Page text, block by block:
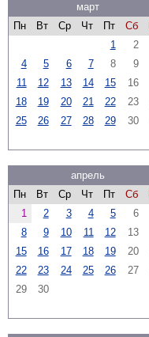
март
Пн
Вт Ср Чт Пт Сб
1
2
4
5 6 7 8 9
11
12 13 14 15 16
18
19 20 21 22 23
25
26 27 28 29 30
апрель
Пн
Вт Ср Чт Пт Сб
1
2 3 4 5 6
8
9 10 11 12 13
15
16 17 18 19 20
22
23 24 25 26 27
29
30